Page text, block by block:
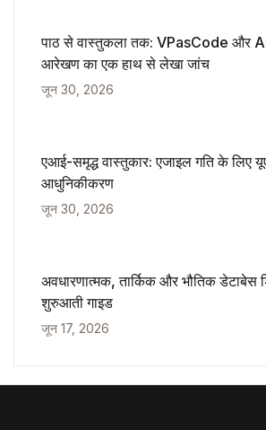
पाठ से वास्तुकला तक: VPasCode और
आरेखण का एक हाथ से लेखा जांच
जून 30, 2026
एआई-समृद्ध वास्तुकार: एजाइल गति के लिए
आधुनिकीकरण
जून 30, 2026
अवधारणात्मक, तार्किक और भौतिक डेटाबेस
शुरुआती गाइड
जून 17, 2026